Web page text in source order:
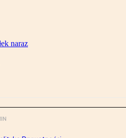
naraz